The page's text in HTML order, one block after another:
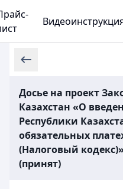
Досье на проект
Казахстан «О
Республики
обязательных
(Налоговый
(принят)